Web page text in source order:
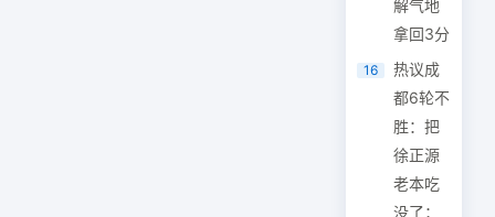
解气地
拿回3分
16
热议成
都6轮不
胜：把
徐正源
老本吃
没了；